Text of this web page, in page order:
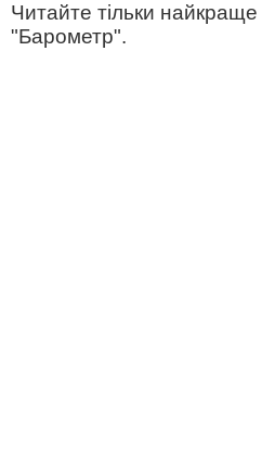
Читайте тільки найкраще
"Барометр".